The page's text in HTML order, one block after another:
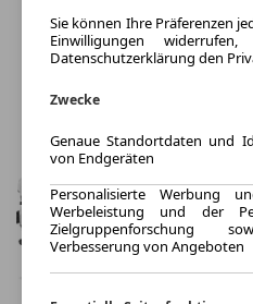
Sie können Ihre Präferenzen
Einwilligungen
Datenschutzerklärung den
Zwecke
Genaue Standortdaten und
von Endgeräten
Personalisierte Werbung
Werbeleistung und der
Zielgruppenforschung
Verbesserung von Angeboten